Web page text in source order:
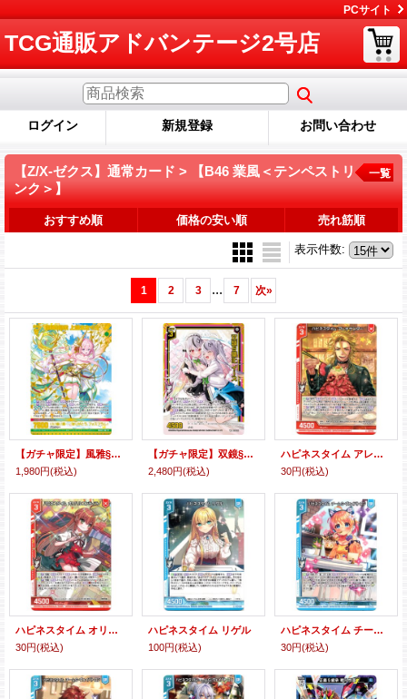
PCサイト
TCG通販アドバンテージ2号店
ログイン 新規登録 お問い合わせ
【Z/X-ゼクス】通常カード > 【B46 業風＜テンペストリ
ンク＞】
一覧
おすすめ順 価格の安い順 売れ筋順
表示件数:
1 2 3 ... 7 次»
【ガチャ限定】風雅§継承 上柚木さくら
1,980円(税込)
【ガチャ限定】双鏡§開化 イース
2,480円(税込)
ハピネスタイム アレキサンダー
30円(税込)
ハピネスタイム オリハルコンティラノ
30円(税込)
ハピネスタイム リゲル
100円(税込)
ハピネスタイム チームG・ヴェイバトロン(獅子島七尾)
30円(税込)